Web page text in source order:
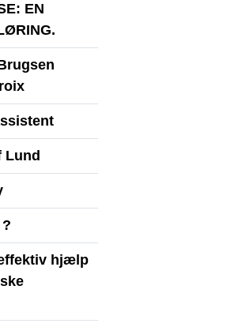
EN
Lund
hjælp